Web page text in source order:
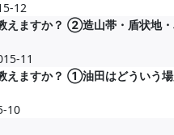
12
えますか？ ②造山帯・盾状地
11
えますか？ ①油田はどういう場
10